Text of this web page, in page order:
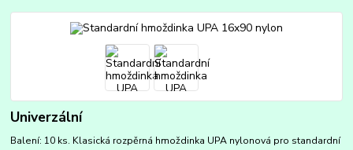
Univerzální
Balení: 10 ks. Klasická rozpěrná hmoždinka UPA nylonová pro standardní